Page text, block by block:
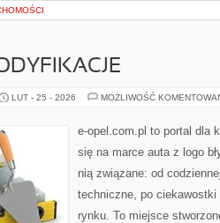
LUT - 25 - 2026 MOŻLIWOŚĆ
e-opel.com.pl to portal dla
się na marce auta z logo
nią związane: od
techniczne, po
rynku. To miejsce